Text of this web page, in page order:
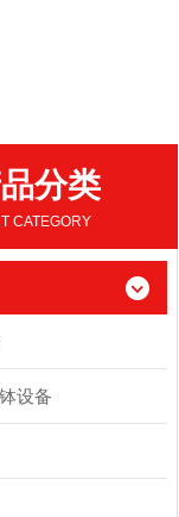
分类
CATEGORY
设备